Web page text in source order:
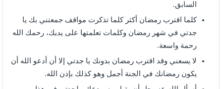
السابق.
كلما اقترب رمضان أكثر كلما تذكرت مواقف جمعتني بك يا
جدتي في شهر رمضان وكلمات تعلمتها على يديك، رحمك الله
رحمة واسعة.
لا يسعني وقد اقترب رمضان بدونك يا جدتي إلا أن أدعو الله أن
يكون رمضانك في الجنة أجمل وهو كذلك بإذن الله.